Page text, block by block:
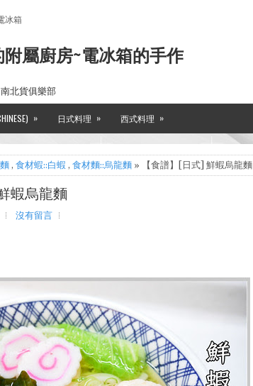
冰箱
屬廚房~電冰箱的手作
北貨俱樂部
» 日式料理 » 西式料理 »
, 食材蝦::白蝦 , 食材麵::烏龍麵 » 【食譜】[日式] 鮮蝦烏龍麵
蝦烏龍麵
沒有留言